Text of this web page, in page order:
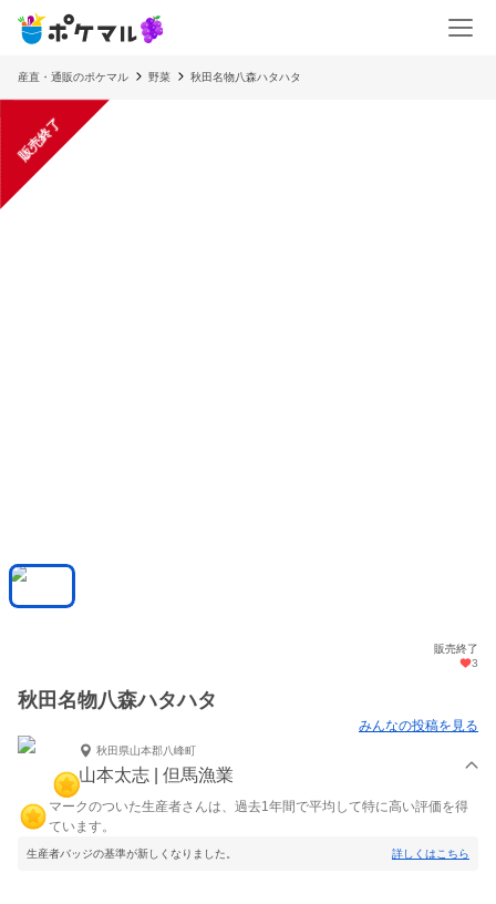
産直・通販のポケマル 野菜 秋田名物八森ハタハタ
販売終了
販売終了
3
秋田名物八森ハタハタ
みんなの投稿を見る
秋田県山本郡八峰町
山本太志 | 但馬漁業
マークのついた生産者さんは、過去1年間で平均して特に高い評価を得
ています。
生産者バッジの基準が新しくなりました。 詳しくはこちら